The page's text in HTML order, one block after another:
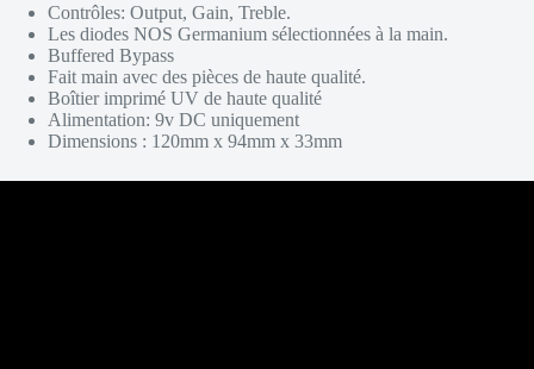
Contrôles: Output, Gain, Treble.
Les diodes NOS Germanium sélectionnées à la main.
Buffered Bypass
Fait main avec des pièces de haute qualité.
Boîtier imprimé UV de haute qualité
Alimentation: 9v DC uniquement
Dimensions : 120mm x 94mm x 33mm